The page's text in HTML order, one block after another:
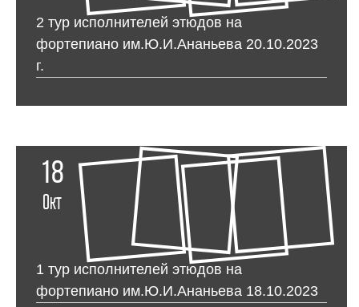
2 тур исполнителей этюдов на
фортепиано им.Ю.И.Ананьева 20.10.2023
г.
18
Окт
1 тур исполнителей этюдов на
фортепиано им.Ю.И.Ананьева 18.10.2023